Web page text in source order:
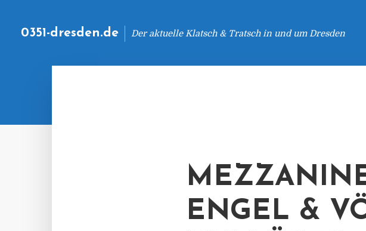
0351-dresden.de Der aktuelle Klatsch & Tratsch in und um Dresden
ENGEL &